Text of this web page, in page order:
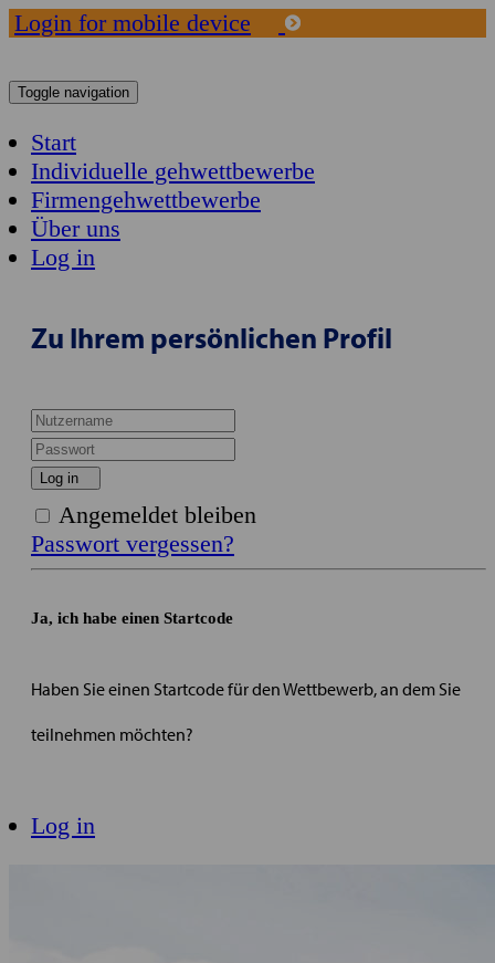
Login for mobile device
Toggle navigation
Start
Individuelle gehwettbewerbe
Firmengehwettbewerbe
Über uns
Log in
Zu Ihrem persönlichen Profil
Log in
Angemeldet bleiben
Passwort vergessen?
Ja, ich habe einen Startcode
Haben Sie einen Startcode für den Wettbewerb, an dem Sie
teilnehmen möchten?
Log in